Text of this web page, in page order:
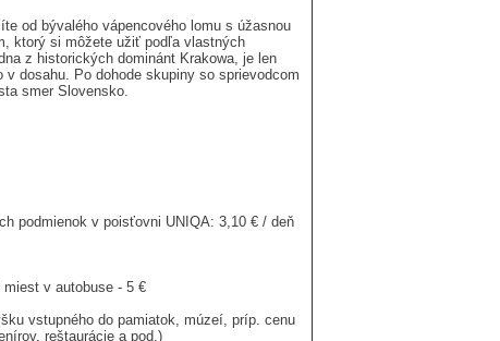
od bývalého vápencového lomu s úžasnou
ktorý si môžete užiť podľa vlastných
z historických dominánt Krakowa, je len
dosahu. Po dohode skupiny so sprievodcom
smer Slovensko.
podmienok v poisťovni UNIQA: 3,10 € / deň
v autobuse - 5 €
vstupného do pamiatok, múzeí, príp. cenu
reštaurácie a pod.)